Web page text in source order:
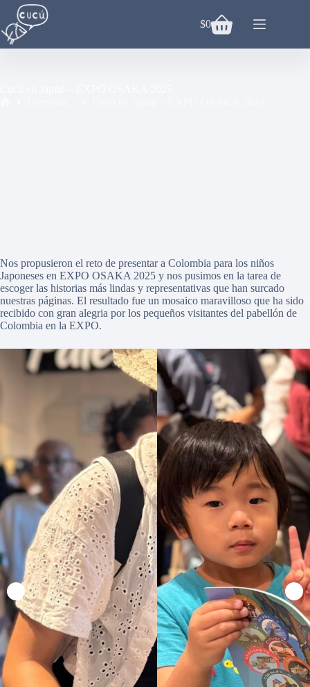
Saltar
contenido
Carro
$0
Nos propusieron el reto de presentar a Colombia para los niños
Japoneses en EXPO OSAKA 2025 y nos pusimos en la tarea de
escoger las historias más lindas y representativas que han surcado
nuestras páginas. El resultado fue un mosaico maravilloso que ha sido
recibido con gran alegria por los pequeños visitantes del pabellón de
Colombia en la EXPO.